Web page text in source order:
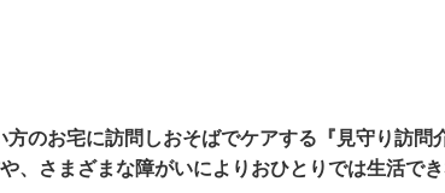
のお宅に訪問しおそばでケアする『見守り訪